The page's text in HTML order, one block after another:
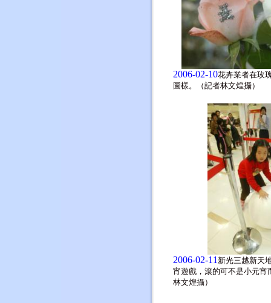
2006-02-10花卉業者在玫
圖樣。（記者林文煌攝）
2006-02-11 新光三越新天
宵遊戲，滾的可不是小元宵
林文煌攝）